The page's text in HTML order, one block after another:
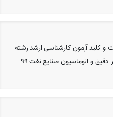
و کلید آزمون کارشناسی ارشد رشته
دقیق و اتوماسیون صنایع نفت 99